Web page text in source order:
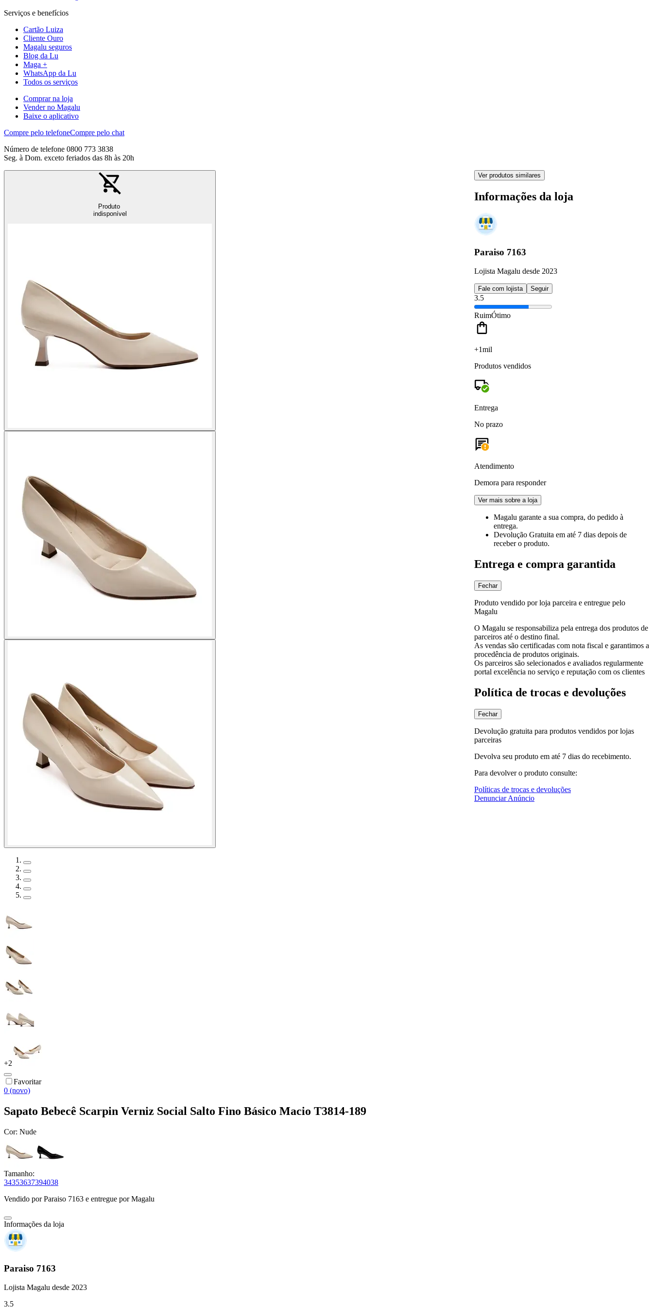
Serviços e benefícios
Cartão Luiza
Cliente Ouro
Magalu seguros
Blog da Lu
Maga +
WhatsApp da Lu
Todos os serviços
Comprar na loja
Vender no Magalu
Baixe o aplicativo
Compre pelo telefoneCompre pelo chat
Número de telefone 0800 773 3838
Seg. à Dom. exceto feriados das 8h às 20h
Produto
indisponível
+2
Favoritar
0 (novo)
Sapato Bebecê Scarpin Verniz Social Salto Fino Básico Macio T3814-189
Cor: Nude
Tamanho:
34353637394038
Vendido porParaiso 7163 e entregue por Magalu
Informações da loja
Paraiso 7163
Lojista Magalu desde 2023
3.5
Ver produtos similares
Informações da loja
Paraiso 7163
Lojista Magalu desde 2023
Fale com lojista Seguir
3.5
RuimÓtimo
+1mil
Produtos vendidos
Entrega
No prazo
Atendimento
Demora para responder
Ver mais sobre a loja
Magalu garante a sua compra, do pedido à
entrega.
Devolução Gratuita em até 7 dias depois de
receber o produto.
Entrega e compra garantida
Fechar
Produto vendido por loja parceira e entregue pelo
Magalu
O Magalu se responsabiliza pela entrega dos produtos de
parceiros até o destino final.
As vendas são certificadas com nota fiscal e garantimos a
procedência de produtos originais.
Os parceiros são selecionados e avaliados regularmente
portal excelência no serviço e reputação com os clientes
Política de trocas e devoluções
Fechar
Devolução gratuita para produtos vendidos por lojas
parceiras
Devolva seu produto em até 7 dias do recebimento.
Para devolver o produto consulte:
Políticas de trocas e devoluções
Denunciar Anúncio